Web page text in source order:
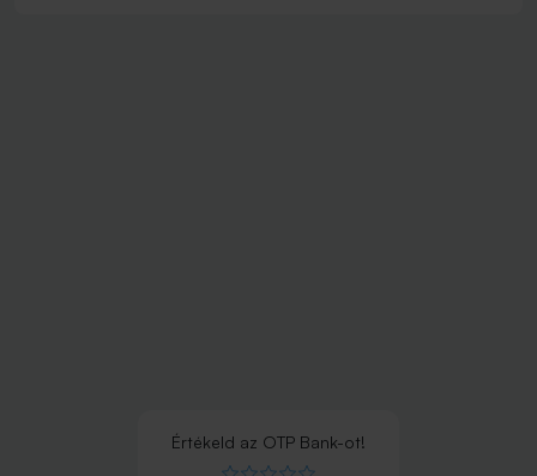
Értékeld az OTP Bank-ot!